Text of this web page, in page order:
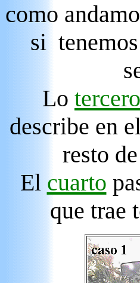
como
si
Lo tercero
describe en
resto
El cuarto
que trae